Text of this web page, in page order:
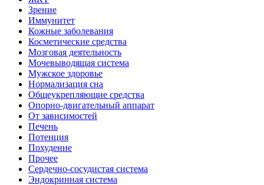
Зрение
Иммунитет
Кожные заболевания
Косметические средства
Мозговая деятельность
Мочевыводящая система
Мужское здоровье
Нормализация сна
Общеукрепляющие средства
Опорно-двигательный аппарат
От зависимостей
Печень
Потенция
Похудение
Прочее
Сердечно-сосудистая система
Эндокринная система